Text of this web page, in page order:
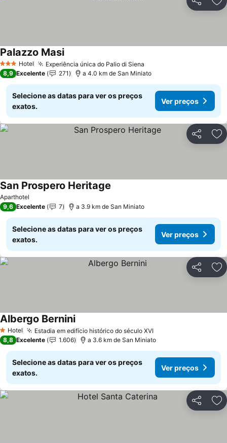
Partilhar
3 EstrelasHotel Experiência única do Palio di Siena
Palazzo Masi
8,9 Excelente 271 a 4.0 km de San Miniato
Selecione as datas para ver os preços
exatos.
Ver preços
Partilhar
Aparthotel
San Prospero Heritage
9,6 Excelente 7 a 3.9 km de San Miniato
Selecione as datas para ver os preços
exatos.
Ver preços
Partilhar
1 Estrelas
Hotel Estadia em edifício histórico do século XVI
Albergo Bernini
8,8 Excelente 1.606 a 3.6 km de San Miniato
Selecione as datas para ver os preços
exatos.
Ver preços
Partilhar